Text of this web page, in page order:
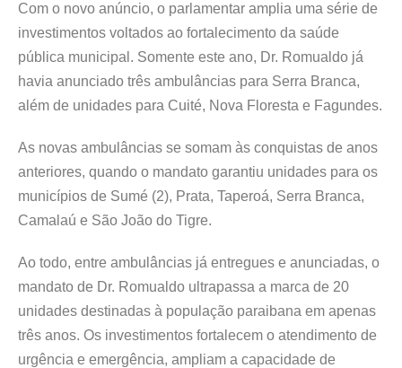
Com o novo anúncio, o parlamentar amplia uma série de
investimentos voltados ao fortalecimento da saúde
pública municipal. Somente este ano, Dr. Romualdo já
havia anunciado três ambulâncias para Serra Branca,
além de unidades para Cuité, Nova Floresta e Fagundes.
As novas ambulâncias se somam às conquistas de anos
anteriores, quando o mandato garantiu unidades para os
municípios de Sumé (2), Prata, Taperoá, Serra Branca,
Camalaú e São João do Tigre.
Ao todo, entre ambulâncias já entregues e anunciadas, o
mandato de Dr. Romualdo ultrapassa a marca de 20
unidades destinadas à população paraibana em apenas
três anos. Os investimentos fortalecem o atendimento de
urgência e emergência, ampliam a capacidade de